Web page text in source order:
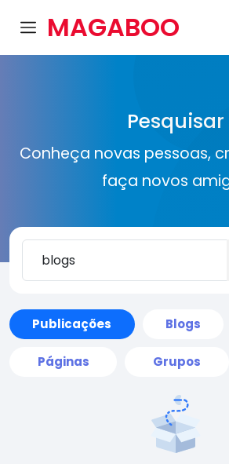
MAGABOO
Pesquisar
Conheça novas pessoas,
faça novos
Publicações Blogs
Páginas Grupos